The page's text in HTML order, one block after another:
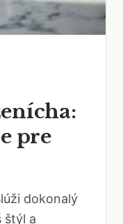
pre
dokonalý
štýl a